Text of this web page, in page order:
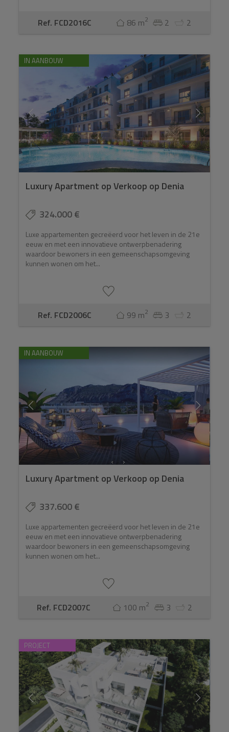
Ref. FCD2016C 86 m2 2 2
IN AANBOUW
Luxury Apartment op Verkoop op Denia
324.000 €
Luxe appartementen gecreëerd voor het leven in de 21e
eeuw en met een innovatieve ontwerpbenadering
waardoor bewoners in een gemeenschapsomgeving
kunnen wonen om het...
Ref. FCD2006C 99 m2 3 2
IN AANBOUW
Luxury Apartment op Verkoop op Denia
337.600 €
Luxe appartementen gecreëerd voor het leven in de 21e
eeuw en met een innovatieve ontwerpbenadering
waardoor bewoners in een gemeenschapsomgeving
kunnen wonen om het...
Ref. FCD2007C 100 m2 3 2
PROJECT